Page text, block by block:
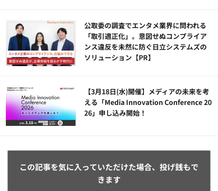
公​​取委の調査でエンタメ業界に問われる
「取引適正化」。意図せぬコンプライア
ンス違反を未然に防ぐ日立システムズの
ソリューション​【PR】
【3月18日(水)開催】メディアの未来を考
える「Media Innovation Conference 20
26」申し込み開始！
この記事を気に入っていただけた場合、投げ銭もで
きます